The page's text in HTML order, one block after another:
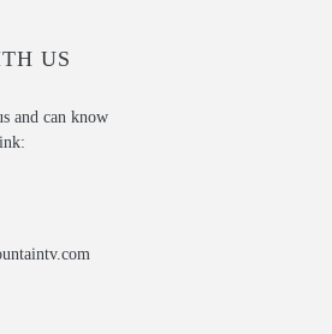
US
and can know